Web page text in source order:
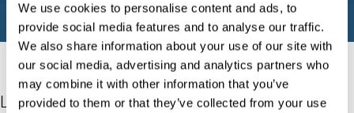
We use cookies to personalise content and ads, to
provide social media features and to analyse our traffic.
We also share information about your use of our site with
our social media, advertising and analytics partners who
may combine it with other information that you’ve
provided to them or that they’ve collected from your use
Les références